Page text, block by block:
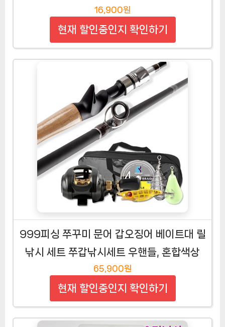
16,900원
현재 할인중인지 확인하기
999피싱 쭈꾸미 문어 갑오징어 베이트대 릴
낚시 세트 쭈갑낚시세트 우핸들, 혼합색상
65,900원
현재 할인중인지 확인하기